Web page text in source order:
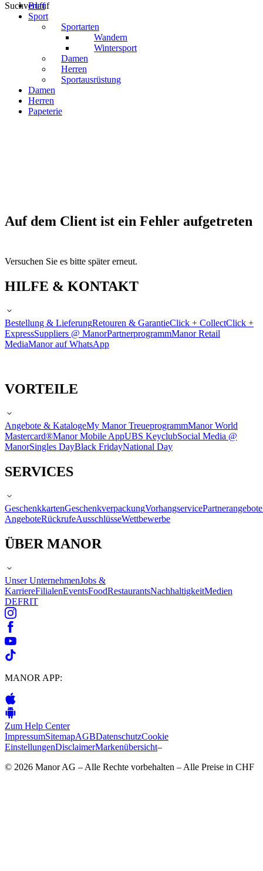
Suchverlauf
Buff
Sport
Sportarten
Wandern
Wintersport
Damen
Herren
Sportausrüstung
Damen
Herren
Papeterie
Auf dem Client ist ein Fehler aufgetreten
Versuchen Sie es bitte später erneut.
HILFE & KONTAKT
Bestellung & LieferungRetouren & GarantieClick + CollectClick +
ExpressSuppliers @ ManorPartnerprogrammManor Retail
MediaManor auf WhatsApp
VORTEILE
Angebote & KatalogeMy Manor TreueprogrammManor World
Mastercard®Manor Mobile AppUBS KeyclubSocial Media @
ManorSingles DayBlack FridayNational Day
SERVICES
GeschenkkartenGeschenkverpackungVorhangservicePartnerangebote
AngeboteRückrufeAusschlüsseWettbewerbe
ÜBER MANOR
Unser UnternehmenJobs &
KarriereFilialenEventsFoodRestaurantsNachhaltigkeitMedien
DEFRIT
MANOR APP:
Zum Help Center
ImpressumSitemapAGBDatenschutzCookie
EinstellungenDisclaimerMarkenübersicht–
© 2026 Manor AG – Alle Rechte vorbehalten – Alle Preise in CHF